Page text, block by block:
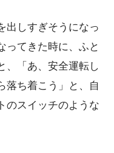
出しすぎそうになっ
ってきた時に、ふと
、「あ、安全運転し
落ち着こう」と、自
のスイッチのような